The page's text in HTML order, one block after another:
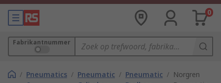
0
Fabrikantnummer
/ Pneumatics / Pneumatic / Pneumatic / Norgren